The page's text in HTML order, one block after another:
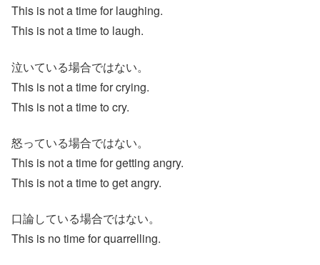
This is not a time for laughing.
This is not a time to laugh.
泣いている場合ではない。
This is not a time for crying.
This is not a time to cry.
怒っている場合ではない。
This is not a time for getting angry.
This is not a time to get angry.
口論している場合ではない。
This is no time for quarrelling.